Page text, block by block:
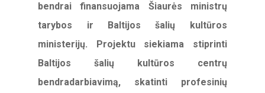
bendrai finansuojama Šiaurės ministrų
tarybos ir Baltijos šalių kultūros
ministerijų. Projektu siekiama stiprinti
Baltijos šalių kultūros centrų
bendradarbiavimą, skatinti profesinių